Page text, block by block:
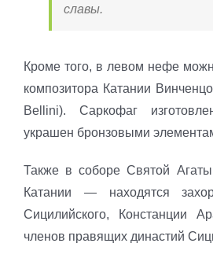
славы.
Кроме того, в левом нефе
композитора Катании
Bellini). Саркофаг
украшен бронзовыми
Также в соборе Святой
Катании — находятся
Сицилийского, Констанции
членов правящих династий